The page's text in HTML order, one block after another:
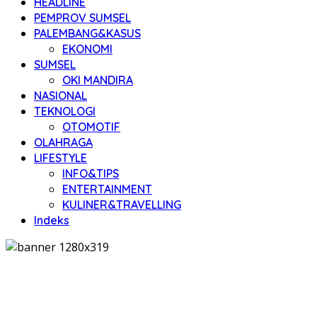
PEMPROV SUMSEL
PALEMBANG&KASUS
EKONOMI
SUMSEL
OKI MANDIRA
NASIONAL
TEKNOLOGI
OTOMOTIF
OLAHRAGA
LIFESTYLE
INFO&TIPS
ENTERTAINMENT
KULINER&TRAVELLING
Indeks